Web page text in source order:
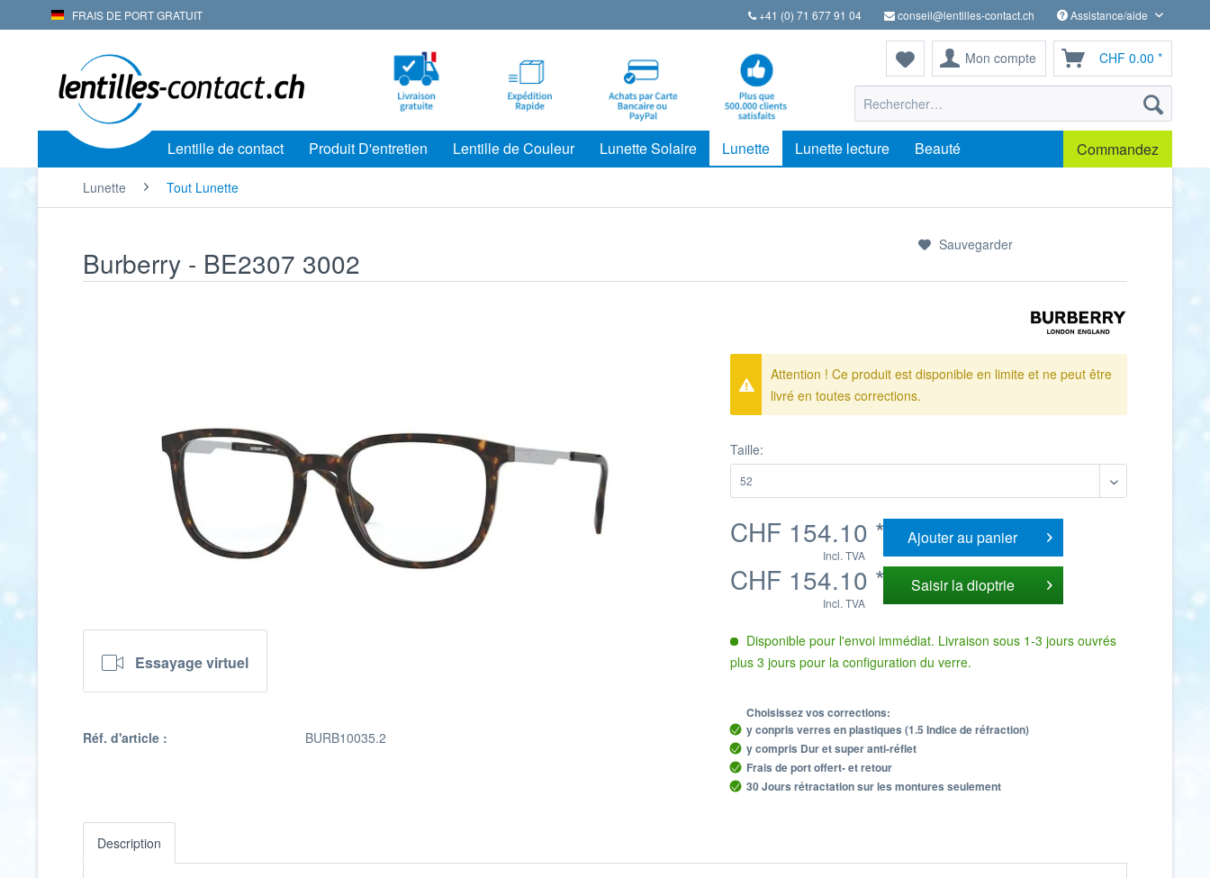
FRAIS DE PORT GRATUIT +41 (0) 71 677 91 04 conseil@lentilles-contact.ch Assistance/aide
Mon compte CHF 0.00 *
Lentille de contact Produit D'entretien Lentille de Couleur Lunette Solaire Lunette Lunette lecture Beauté Commandez
Lunette Tout Lunette
Burberry - BE2307 3002
Sauvegarder
Essayage virtuel
Réf. d'article : BURB10035.2
Attention ! Ce produit est disponible en limite et ne peut être
livré en toutes corrections.
Taille:
CHF 154.10 *
Incl. TVA
Ajouter aupanier
CHF 154.10 *
Incl. TVA
Saisir la dioptrie
Disponible pour l'envoi immédiat. Livraison sous 1-3 jours ouvrés
plus 3 jours pour la configuration du verre.
Choisissez vos corrections:
y conpris verres en plastiques (1.5 Indice de réfraction)
y compris Dur et super anti-réflet
Frais de port offert- et retour
30 Jours rétractation sur les montures seulement
Description